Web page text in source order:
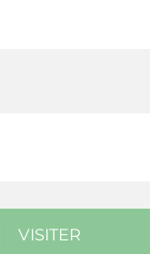
VISITER